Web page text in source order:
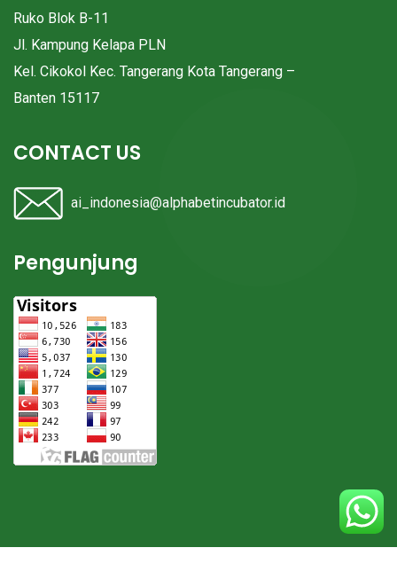
Ruko Blok B-11
Jl. Kampung Kelapa PLN
Kel. Cikokol Kec. Tangerang Kota Tangerang –
Banten 15117
CONTACT US
ai_indonesia@alphabetincubator.id
Pengunjung